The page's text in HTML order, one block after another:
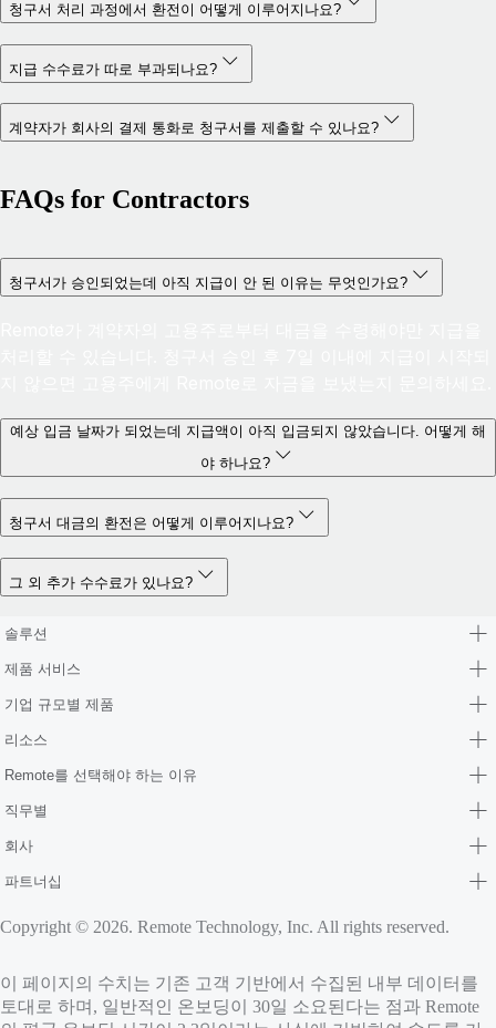
청구서 처리 과정에서 환전이 어떻게 이루어지나요?
지급 수수료가 따로 부과되나요?
계약자가 회사의 결제 통화로 청구서를 제출할 수 있나요?
FAQs for Contractors
청구서가 승인되었는데 아직 지급이 안 된 이유는 무엇인가요?
예상 입금 날짜가 되었는데 지급액이 아직 입금되지 않았습니다. 어떻게 해
야 하나요?
청구서 대금의 환전은 어떻게 이루어지나요?
그 외 추가 수수료가 있나요?
솔루션
제품 서비스
기업 규모별 제품
리소스
Remote를 선택해야 하는 이유
직무별
회사
파트너십
Copyright © 2026. Remote Technology, Inc. All rights reserved.
이 페이지의 수치는 기존 고객 기반에서 수집된 내부 데이터를
토대로 하며, 일반적인 온보딩이 30일 소요된다는 점과 Remote